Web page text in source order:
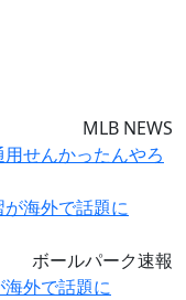
MLB NEWS
せんかったんやろ
ボールパーク速報
海外で話題に